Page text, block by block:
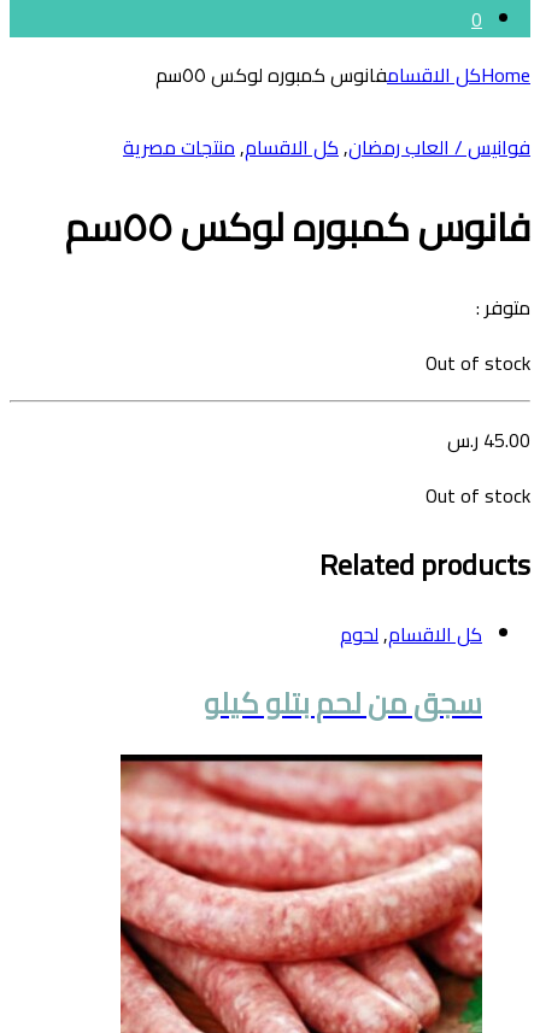
0
Homeكل الاقسامفانوس كمبوره لوكس ٥٥سم
فوانيس / العاب رمضان,كل الاقسام,منتجات مصرية
فانوس كمبوره لوكس ٥٥سم
متوفر :
Out of stock
45.00 ر.س
Out of stock
Related products
كل الاقسام,لحوم
سجق من لحم بتلو كيلو